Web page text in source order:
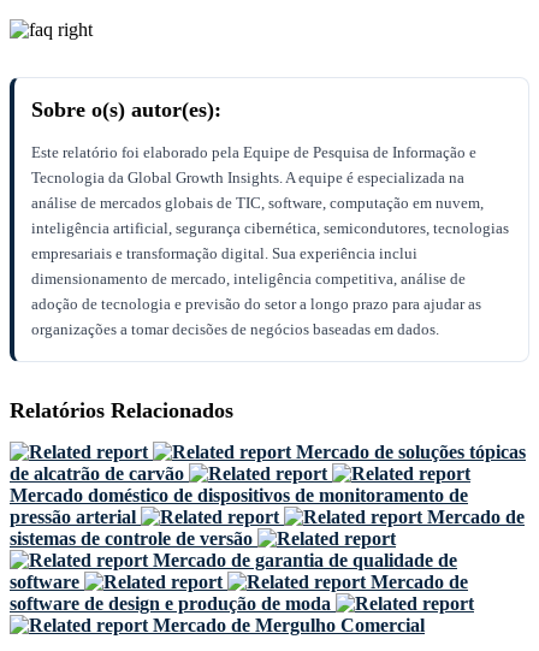
Sobre o(s) autor(es):
Este relatório foi elaborado pela Equipe de Pesquisa de Informação e
Tecnologia da Global Growth Insights. A equipe é especializada na
análise de mercados globais de TIC, software, computação em nuvem,
inteligência artificial, segurança cibernética, semicondutores, tecnologias
empresariais e transformação digital. Sua experiência inclui
dimensionamento de mercado, inteligência competitiva, análise de
adoção de tecnologia e previsão do setor a longo prazo para ajudar as
organizações a tomar decisões de negócios baseadas em dados.
Relatórios Relacionados
Mercado de soluções tópicas
de alcatrão de carvão
Mercado doméstico de dispositivos de monitoramento de
pressão arterial
Mercado de
sistemas de controle de versão
Mercado de garantia de qualidade de
software
Mercado de
software de design e produção de moda
Mercado de Mergulho Comercial